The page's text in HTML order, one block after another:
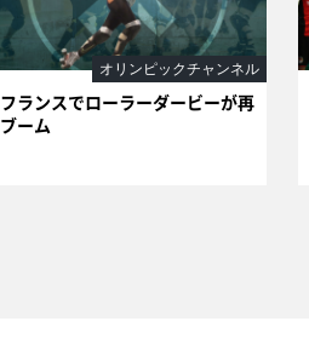
フランスでローラーダービーが再
ブーム
オリンピックチャンネル